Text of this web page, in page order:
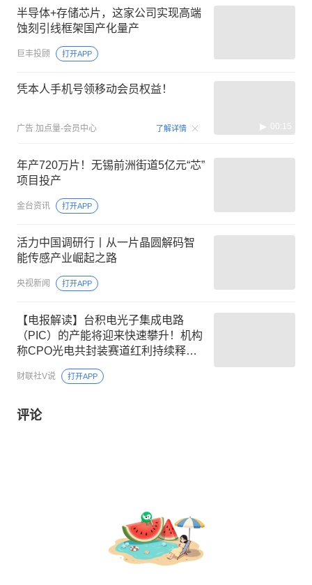
半导体+存储芯片，这家公司实现高端
蚀刻引线框架国产化量产
巨丰投顾 打开APP
凭本人手机号领移动会员权益！
广告 加点量-会员中心 了解详情 00:15
年产720万片！无锡前洲街道5亿元“芯”
项目投产
金台资讯 打开APP
活力中国调研行丨从一片晶圆解码智
能传感产业崛起之路
央视新闻 打开APP
【电报解读】台积电光子集成电路
（PIC）的产能将迎来快速攀升！机构
称CPO光电共封装赛道红利持续释
放，行业量价齐升逻辑明确，这家公
司在光通信模块及组件领域拥有深厚
财联社V说 打开APP
评论